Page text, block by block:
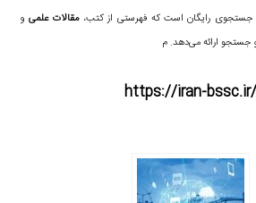
جستجوی رایگان است که فهرستی از کتب،مقالات علمیو
جستجو ارائه می‌دهد. م